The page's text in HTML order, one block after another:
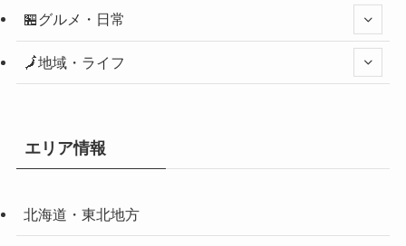
🏪グルメ・日常
🗾地域・ライフ
エリア情報
北海道・東北地方